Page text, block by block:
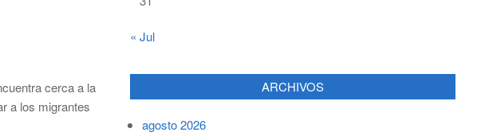
cerca a la
a los migrantes
« Jul
ARCHIVOS
agosto 2026